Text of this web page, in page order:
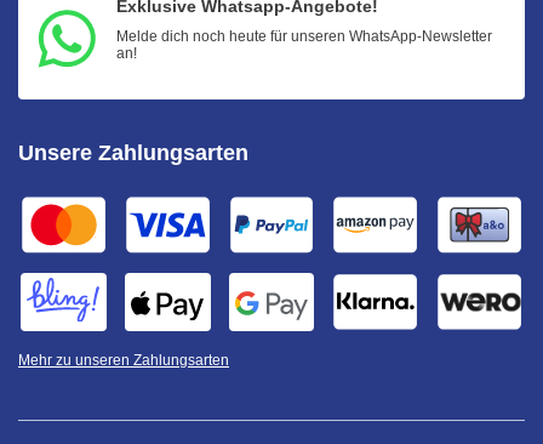
Exklusive Whatsapp-Angebote!
Melde dich noch heute für unseren WhatsApp-Newsletter
an!
Unsere Zahlungsarten
Mehr zu unseren Zahlungsarten